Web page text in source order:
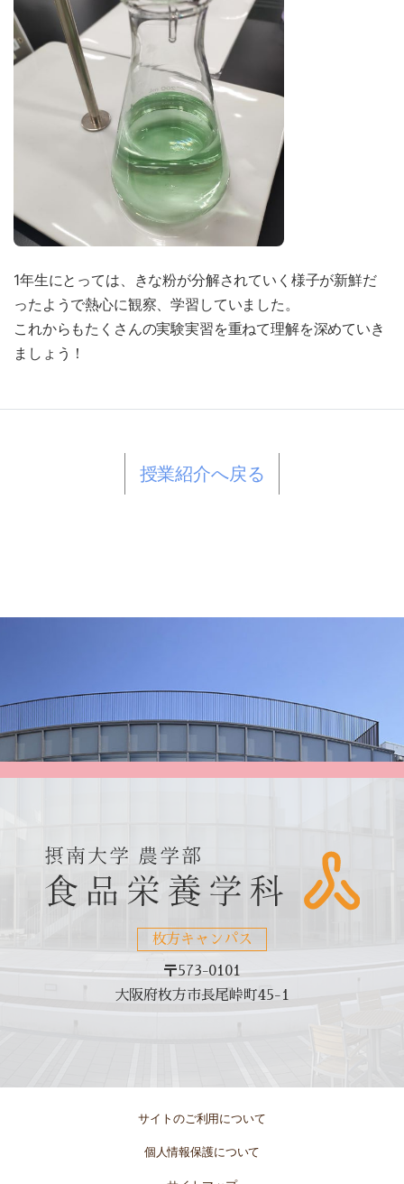
1年生にとっては、きな粉が分解されていく様子が新鮮だ
ったようで熱心に観察、学習していました。
これからもたくさんの実験実習を重ねて理解を深めていき
ましょう！
授業紹介へ戻る
枚方キャンパス
〒573-0101
大阪府枚方市長尾峠町45-1
サイトのご利用について
個人情報保護について